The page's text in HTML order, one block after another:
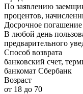
По заявлению
процентов,
Досрочное погашение
В любой день
предварительного
Способ возврата
банковский счет,
банкомат Сбербанк
Возраст
от 18 до 70